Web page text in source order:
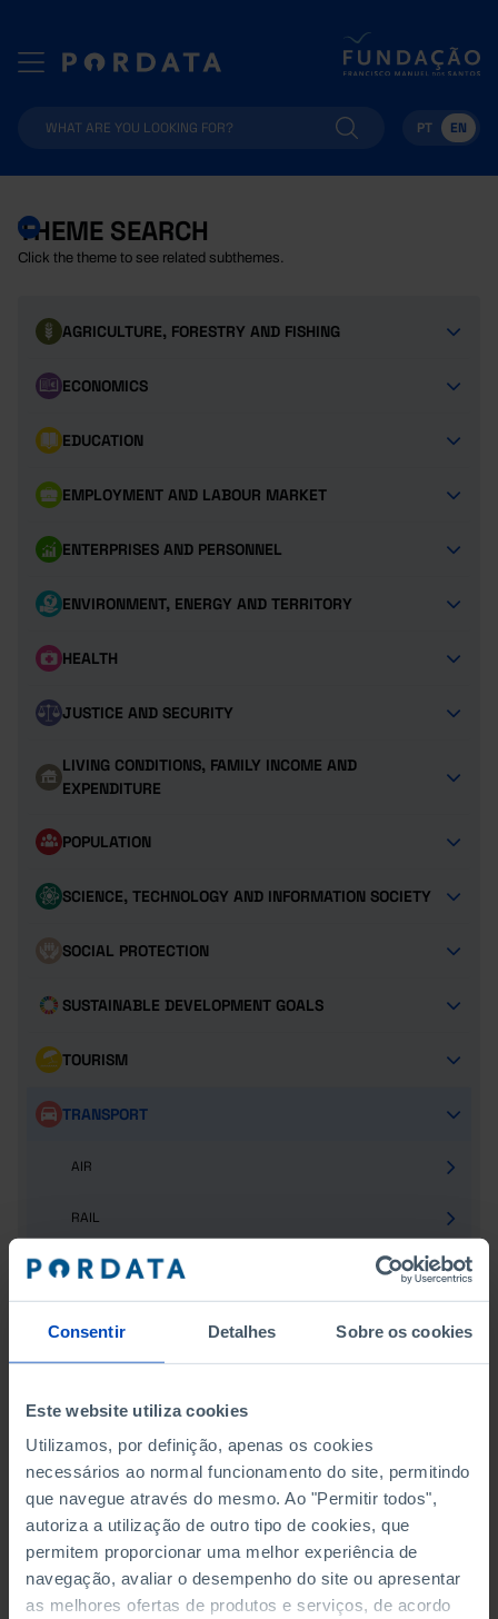
Consentir Detalhes Sobre os cookies
Este website utiliza cookies
Utilizamos, por definição, apenas os cookies
necessários ao normal funcionamento do site, permitindo
que navegue através do mesmo. Ao "Permitir todos",
autoriza a utilização de outro tipo de cookies, que
permitem proporcionar uma melhor experiência de
navegação, avaliar o desempenho do site ou apresentar
as melhores ofertas de produtos e serviços, de acordo
PT EN
THEME SEARCH
Click the theme to see related subthemes.
AGRICULTURE, FORESTRY AND FISHING
ECONOMICS
EDUCATION
EMPLOYMENT AND LABOUR MARKET
ENTERPRISES AND PERSONNEL
ENVIRONMENT, ENERGY AND TERRITORY
HEALTH
JUSTICE AND SECURITY
LIVING CONDITIONS, FAMILY INCOME AND
EXPENDITURE
POPULATION
SCIENCE, TECHNOLOGY AND INFORMATION SOCIETY
SOCIAL PROTECTION
SUSTAINABLE DEVELOPMENT GOALS
TOURISM
TRANSPORT
AIR
RAIL
MARITIME
RAIL
EXTENSION OF THE RAILWAY LINES
RAILWAY VEHICLES
PASSENGERS TRANSPORTED